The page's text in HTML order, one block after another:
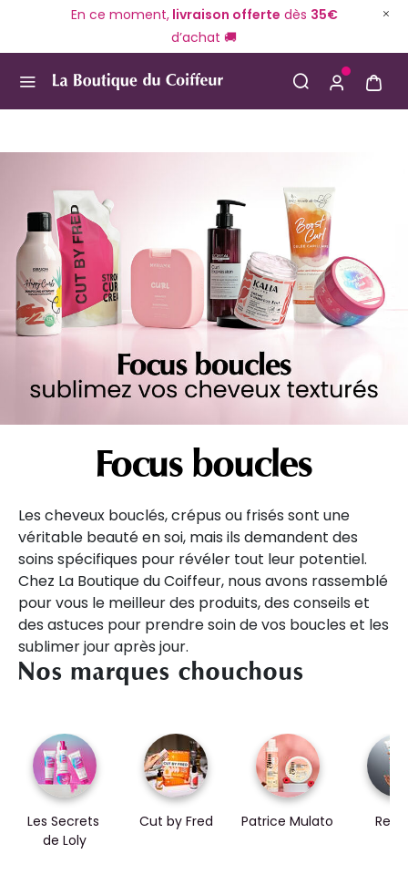
En ce moment,livraison offerte dès 35€
d’achat 🚚
Focus boucles
Les cheveux bouclés, crépus ou frisés sont une
véritable beauté en soi, mais ils demandent des
soins spécifiques pour révéler tout leur potentiel.
Chez La Boutique du Coiffeur, nous avons rassemblé
pour vous le meilleur des produits, des conseils et
des astuces pour prendre soin de vos boucles et les
sublimer jour après jour.
Nos marques chouchous
Les Secrets
de Loly
Cut by Fred Patrice Mulato